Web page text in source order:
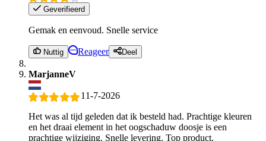
Geverifieerd
Gemak en eenvoud. Snelle service
Nuttig Reageer Deel
MarjanneV
11-7-2026
Het was al tijd geleden dat ik besteld had. Prachtige kleuren
en het draai element in het oogschaduw doosje is een
prachtige wijziging. Snelle levering. Top product.